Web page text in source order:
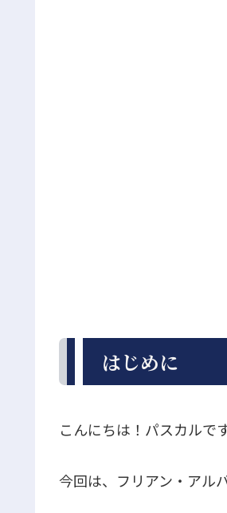
はじめに
こんにちは！パスカルで
今回は、フリアン・アル